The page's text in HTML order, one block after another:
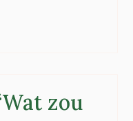
Wat zou